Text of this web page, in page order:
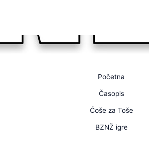
Početna
Časopis
Ćoše za Toše
BZNŽ igre